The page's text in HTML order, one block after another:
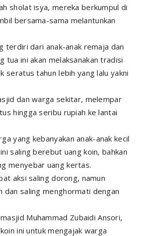
sholat isya, mereka berkumpul di
bersama-sama melantunkan
terdiri dari anak-anak remaja dan
tua ini akan melaksanakan tradisi
seratus tahun lebih yang lalu yakni
dan warga sekitar, melempar
hingga seribu rupiah ke lantai
yang kebanyakan anak-anak kecil
saling berebut uang koin, bahkan
menyebar uang kertas.
aksi saling dorong, namun
dan saling menghormati dengan
Muhammad Zubaidi Ansori,
ini untuk mengajak warga